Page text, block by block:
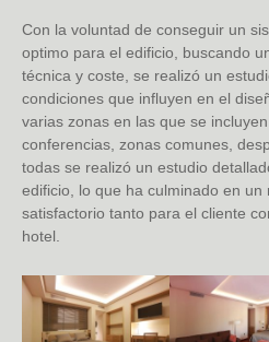
Con la voluntad de conseguir un
optimo para el edificio, buscando
técnica y coste, se realizó un
condiciones que influyen en el
varias zonas en las que se
conferencias, zonas comunes,
todas se realizó un estudio
edificio, lo que ha culminado en un
satisfactorio tanto para el cliente
hotel.